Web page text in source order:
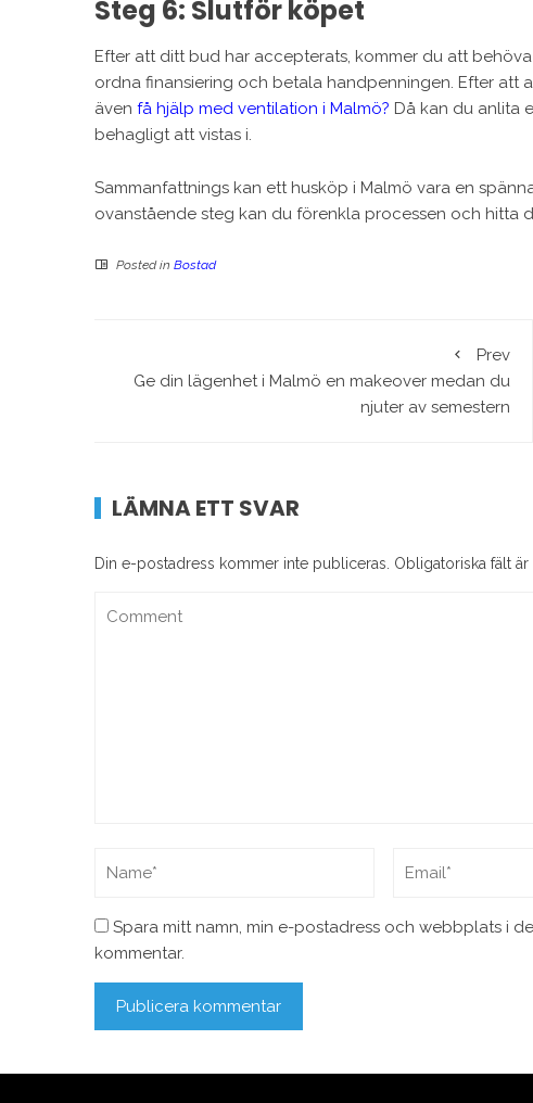
Steg 6: Slutför köpet
Efter att ditt bud har accepterats, kommer du att
ordna finansiering och betala handpenningen. Efter att
även få hjälp med ventilation i Malmö? Då kan du anlita
behagligt att vistas i.
Sammanfattnings kan ett husköp i Malmö vara en
ovanstående steg kan du förenkla processen och hitta
Posted in Bostad
Prev
Ge din lägenhet i Malmö en makeover medan du
njuter av semestern
LÄMNA ETT SVAR
Din e-postadress kommer inte publiceras. Obligatoriska fält är
Spara mitt namn, min e-postadress och webbplats i
kommentar.